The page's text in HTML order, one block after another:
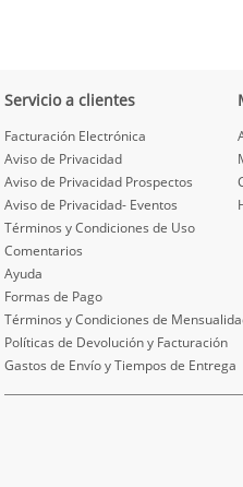
Servicio a clientes
Facturación Electrónica
Aviso de Privacidad
Aviso de Privacidad Prospectos
Aviso de Privacidad- Eventos
Términos y Condiciones de Uso
Comentarios
Ayuda
Formas de Pago
Términos y Condiciones de
Políticas de Devolución y Facturación
Gastos de Envío y Tiempos de Entrega